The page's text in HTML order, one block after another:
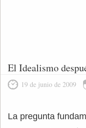
El Idealismo
19 de junio de 2009
La pregunta